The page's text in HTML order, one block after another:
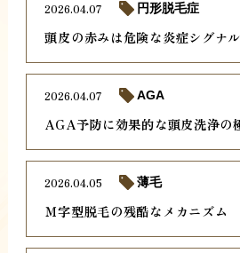
頭皮の赤みは危険な炎症シグナル
2026.04.07 円形脱毛症
AGA予防に効果的な頭皮洗浄の
2026.04.07 AGA
Ｍ字型脱毛の残酷なメカニズム
2026.04.05 薄毛